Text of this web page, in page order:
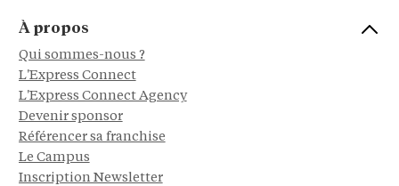
À propos
Qui sommes-nous ?
L'Express Connect
L'Express Connect Agency
Devenir sponsor
Référencer sa franchise
Le Campus
Inscription Newsletter